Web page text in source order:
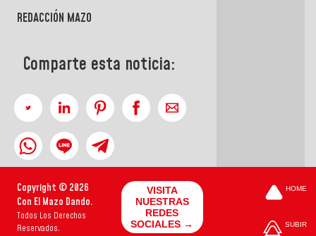
REDACCIÓN MAZO
Comparte esta noticia:
Copyright © 2026
Con El Mazo Dando.
Todos Los Derechos
Reservados.
VISITA
NUESTRAS
REDES
SOCIALES →
HOME
SUBIR